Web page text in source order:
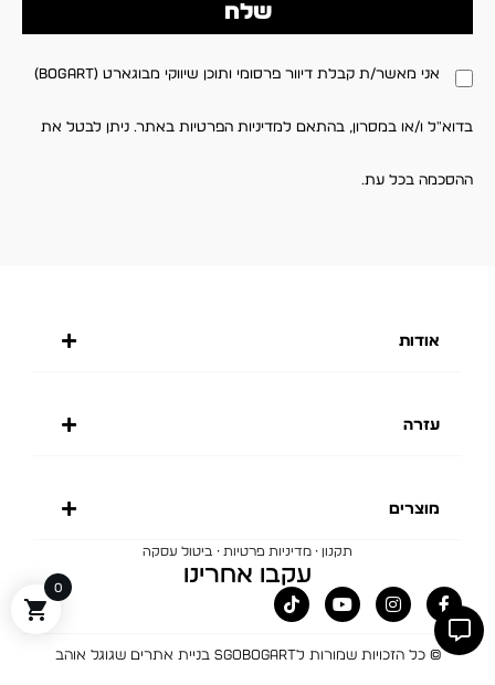
אני מאשר/ת קבלת דיוור פרסומי ותוכן שיווקי מבוגארט (BOGART)
בדוא"ל ו/או במסרון, בהתאם למדיניות הפרטיות באתר. ניתן לבטל את
ההסכמה בכל עת.
שלח
אודות
עזרה
מוצרים
תקנון · מדיניות פרטיות · ביטול עסקה
עקבו אחרינו
© כל הזכויות שמורות לBOGART SGO בניית אתרים שגוגל אוהב
0